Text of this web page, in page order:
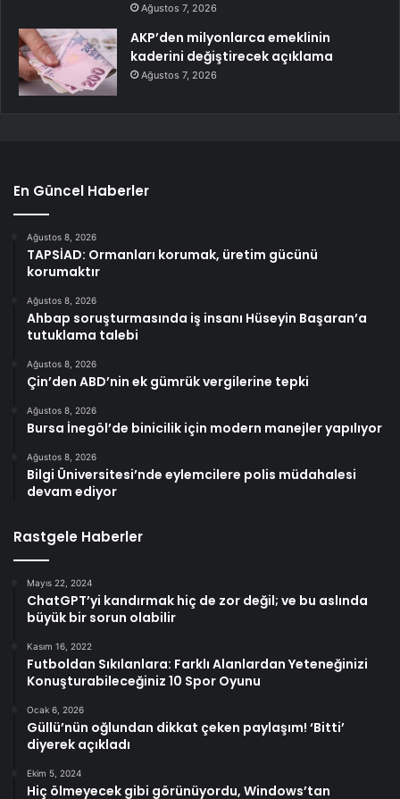
Ağustos 7, 2026
AKP’den milyonlarca emeklinin
kaderini değiştirecek açıklama
Ağustos 7, 2026
En Güncel Haberler
Ağustos 8, 2026
TAPSİAD: Ormanları korumak, üretim gücünü
korumaktır
Ağustos 8, 2026
Ahbap soruşturmasında iş insanı Hüseyin Başaran’a
tutuklama talebi
Ağustos 8, 2026
Çin’den ABD’nin ek gümrük vergilerine tepki
Ağustos 8, 2026
Bursa İnegöl’de binicilik için modern manejler yapılıyor
Ağustos 8, 2026
Bilgi Üniversitesi’nde eylemcilere polis müdahalesi
devam ediyor
Rastgele Haberler
Mayıs 22, 2024
ChatGPT’yi kandırmak hiç de zor değil; ve bu aslında
büyük bir sorun olabilir
Kasım 16, 2022
Futboldan Sıkılanlara: Farklı Alanlardan Yeteneğinizi
Konuşturabileceğiniz 10 Spor Oyunu
Ocak 6, 2026
Güllü’nün oğlundan dikkat çeken paylaşım! ‘Bitti’
diyerek açıkladı
Ekim 5, 2024
Hiç ölmeyecek gibi görünüyordu, Windows’tan